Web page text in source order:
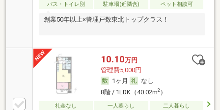
バス・トイレ別
駐車場(近隣含) ペット相談可
創業50年以上×管理戸数東北トップクラス！
10.10万円
管理費5,000円
1ヶ月
なし
8階 / 1LDK（40.02m2）
礼金なし 一人暮らし
二人暮らし